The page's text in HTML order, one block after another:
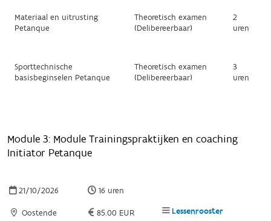
Materiaal en uitrusting
Petanque
Theoretisch examen
(Delibereerbaar)
2
uren
Sporttechnische
basisbeginselen Petanque
Theoretisch examen
(Delibereerbaar)
3
uren
Module 3: Module Trainingspraktijken en coaching
Initiator Petanque
21/10/2026 16 uren
Oostende 85.00 EUR Lessenrooster